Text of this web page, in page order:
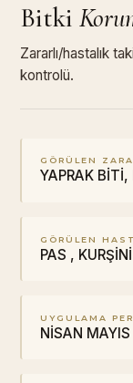
Bitki
Zararlı/hastalık
kontrolü.
GÖRÜLEN
YAPRAK BİTİ,
GÖRÜLEN
PAS ,
UYGULAMA
NİSAN MAYIS